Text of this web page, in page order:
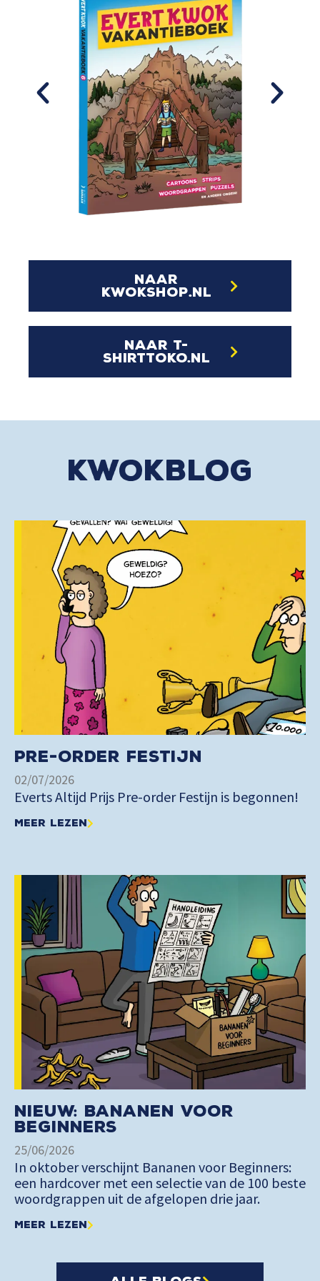
naar
kwokshop.nl
naar t-
shirttoko.nl
kwokblog
Pre-order Festijn
02/07/2026
Everts Altijd Prijs Pre-order Festijn is begonnen!
Meer lezen
Nieuw: Bananen voor
Beginners
25/06/2026
In oktober verschijnt Bananen voor Beginners:
een hardcover met een selectie van de 100 beste
woordgrappen uit de afgelopen drie jaar.
Meer lezen